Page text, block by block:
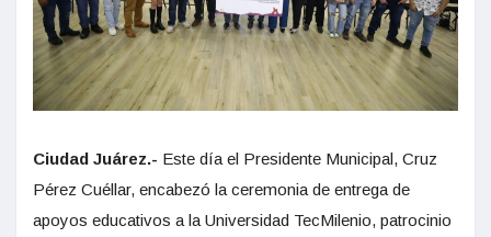
Ciudad Juárez.- Este día el Presidente Municipal, Cruz
Pérez Cuéllar, encabezó la ceremonia de entrega de
apoyos educativos a la Universidad TecMilenio, patrocinio